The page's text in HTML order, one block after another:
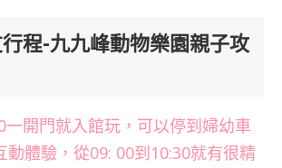
程-九九峰動物樂園親子攻
一開門就入館玩，可以停到婦幼車
動體驗，從09: 00到10:30就有很精